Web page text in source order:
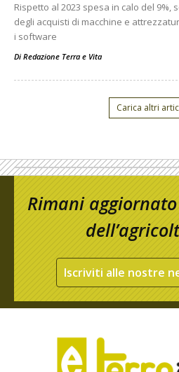
Rispetto al 2023 spesa in calo del
degli acquisti di macchine e
i software
Di Redazione Terra e Vita
Carica altri
Rimani
Iscriviti alle nostre